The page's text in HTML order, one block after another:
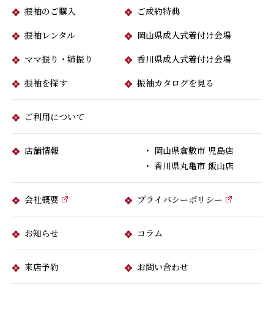
振袖のご購入
ご成約特典
振袖レンタル
岡山県成人式着付け会場
ママ振り・姉振り
香川県成人式着付け会場
振袖を探す
振袖カタログを見る
ご利用について
店舗情報
・ 岡山県倉敷市 児島店
・ 香川県丸亀市 飯山店
会社概要 プライバシーポリシー
お知らせ コラム
来店予約 お問い合わせ